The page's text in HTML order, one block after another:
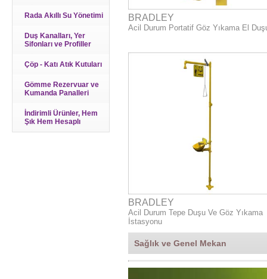
Rada Akıllı Su Yönetimi
Duş Kanalları, Yer
Sifonları ve Profiller
Çöp - Katı Atık Kutuları
Gömme Rezervuar ve
Kumanda Panalleri
İndirimli Ürünler, Hem
Şık Hem Hesaplı
BRADLEY
Acil Durum Portatif Göz Yıkama El
BRADLEY
Acil Durum Tepe Duşu Ve Göz Yıkama
İstasyonu
Sağlık ve Genel Mekan